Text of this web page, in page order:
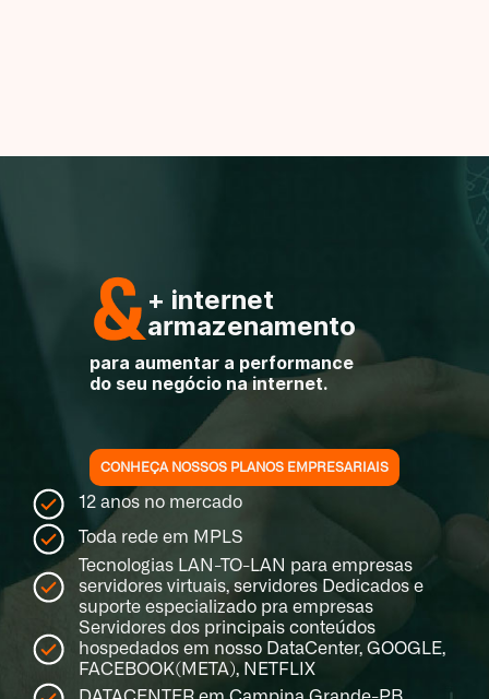
+ internet
armazenamento
para aumentar a performance
do seu negócio na internet.
CONHEÇA NOSSOS PLANOS EMPRESARIAIS
12 anos no mercado
Toda rede em MPLS
Tecnologias LAN-TO-LAN para empresas
servidores virtuais, servidores Dedicados e
suporte especializado pra empresas
Servidores dos principais conteúdos
hospedados em nosso DataCenter, GOOGLE,
FACEBOOK(META), NETFLIX